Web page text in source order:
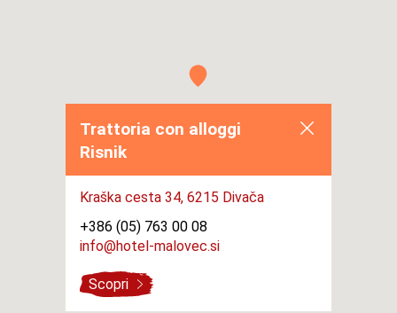
Trattoria con alloggi
Risnik
Kraška cesta 34,6215 Divača
+386 (05) 763 00 08
info@hotel-malovec.si
Scopri